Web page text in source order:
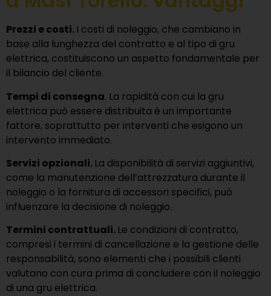
Prezzi e costi. I costi di noleggio, che cambiano in
base alla lunghezza del contratto e al tipo di gru
elettrica, costituiscono un aspetto fondamentale per
il bilancio del cliente.
Tempi di consegna. La rapidità con cui la gru
elettrica può essere distribuita è un importante
fattore, soprattutto per interventi che esigono un
intervento immediato.
Servizi opzionali. La disponibilità di servizi aggiuntivi,
come la manutenzione dell’attrezzatura durante il
noleggio o la fornitura di accessori specifici, può
influenzare la decisione di noleggio.
Termini contrattuali. Le condizioni di contratto,
compresi i termini di cancellazione e la gestione delle
responsabilità, sono elementi che i possibili clienti
valutano con cura prima di concludere con il noleggio
di una gru elettrica.